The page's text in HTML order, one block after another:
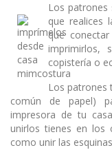
Los patrones
que realices
que
imprimirlos,
copistería o
Los patrones
común de papel)
impresora de tu
unirlos tienes en los
como unir las